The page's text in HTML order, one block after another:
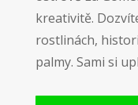
kreativitě.
rostlinách,
palmy. Sami si